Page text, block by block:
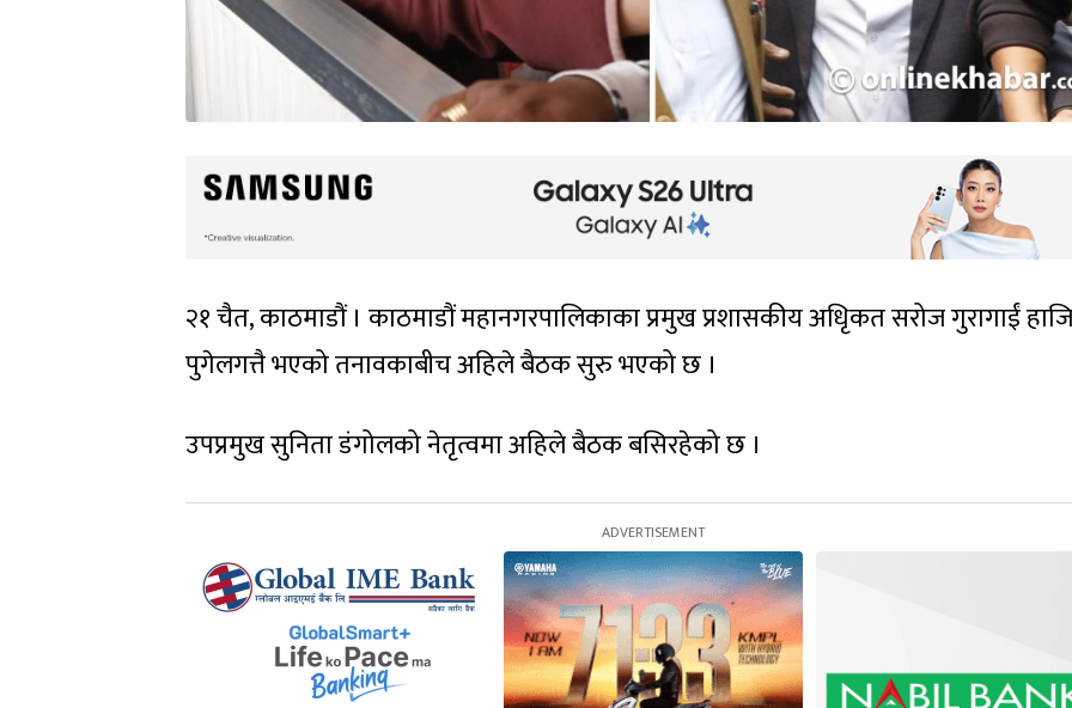
२१ चैत, काठमाडौं । काठमाडौं महानगरपालिकाका प्रमुख प्रशासकीय अधिृकत सरोज गुरागाईं
पुगेलगत्तै भएको तनावकाबीच अहिले बैठक सुरु भएको छ ।
उपप्रमुख सुनिता डंगोलको नेतृत्वमा अहिले बैठक बसिरहेको छ ।